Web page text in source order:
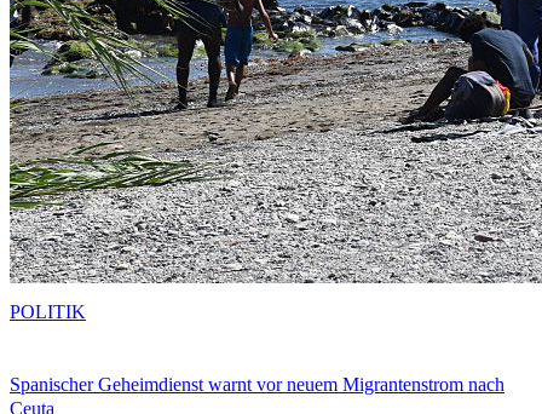
Spanischer Geheimdienst warnt vor neuem Migrantenstrom nach
Ceuta
POLITIK